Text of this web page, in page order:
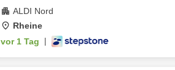
ALDI Nord
Rheine
vor 1 Tag